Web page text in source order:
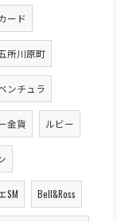
ード
所川原町
ンチュラ
金貨 ルビー
SM Bell&Ross